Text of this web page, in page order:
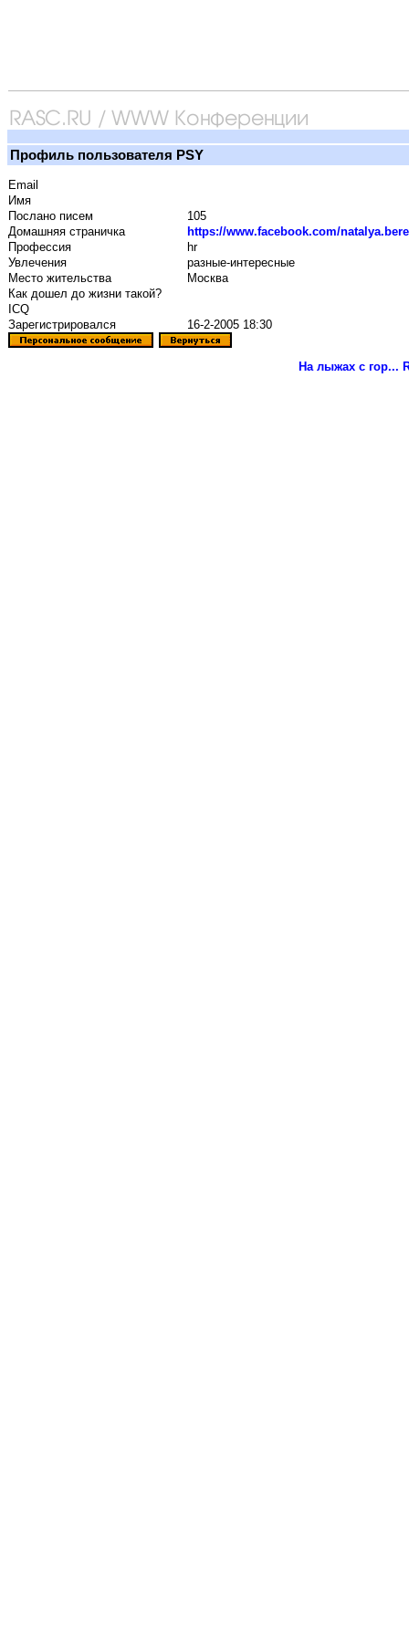
Профиль пользователя PSY
Email
Имя
Послано писем
105
Домашняя страничка
https://www.facebook.com/
Профессия
hr
Увлечения
разные-интересные
Место жительства
Москва
Как дошел до жизни такой?
ICQ
Зарегистрировался
16-2-2005 18:30
На лыжах с гор...